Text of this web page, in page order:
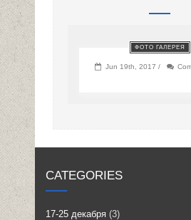
ФОТО ГАЛЕРЕЯ
Jun 19th, 2017 /
CATEGORIES
17-25 декабря (3)